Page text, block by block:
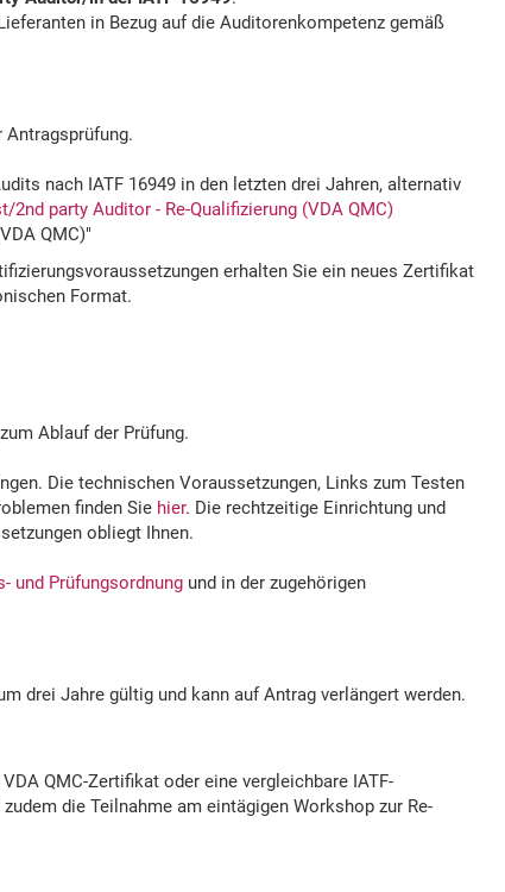
in Bezug auf die Auditorenkompetenz gemäß
nach IATF 16949 in den letzten drei Jahren, alternativ
2nd party Auditor - Re-Qualifizierung (VDA QMC)
QMC)"
erhalten Sie ein neues Zertifikat
Format.
Ablauf der Prüfung.
Die technischen Voraussetzungen, Links zum Testen
finden Sie hier. Die rechtzeitige Einrichtung und
obliegt Ihnen.
und Prüfungsordnung und in der zugehörigen
drei Jahre gültig und kann auf Antrag verlängert werden.
QMC-Zertifikat oder eine vergleichbare IATF-
die Teilnahme am eintägigen Workshop zur Re-